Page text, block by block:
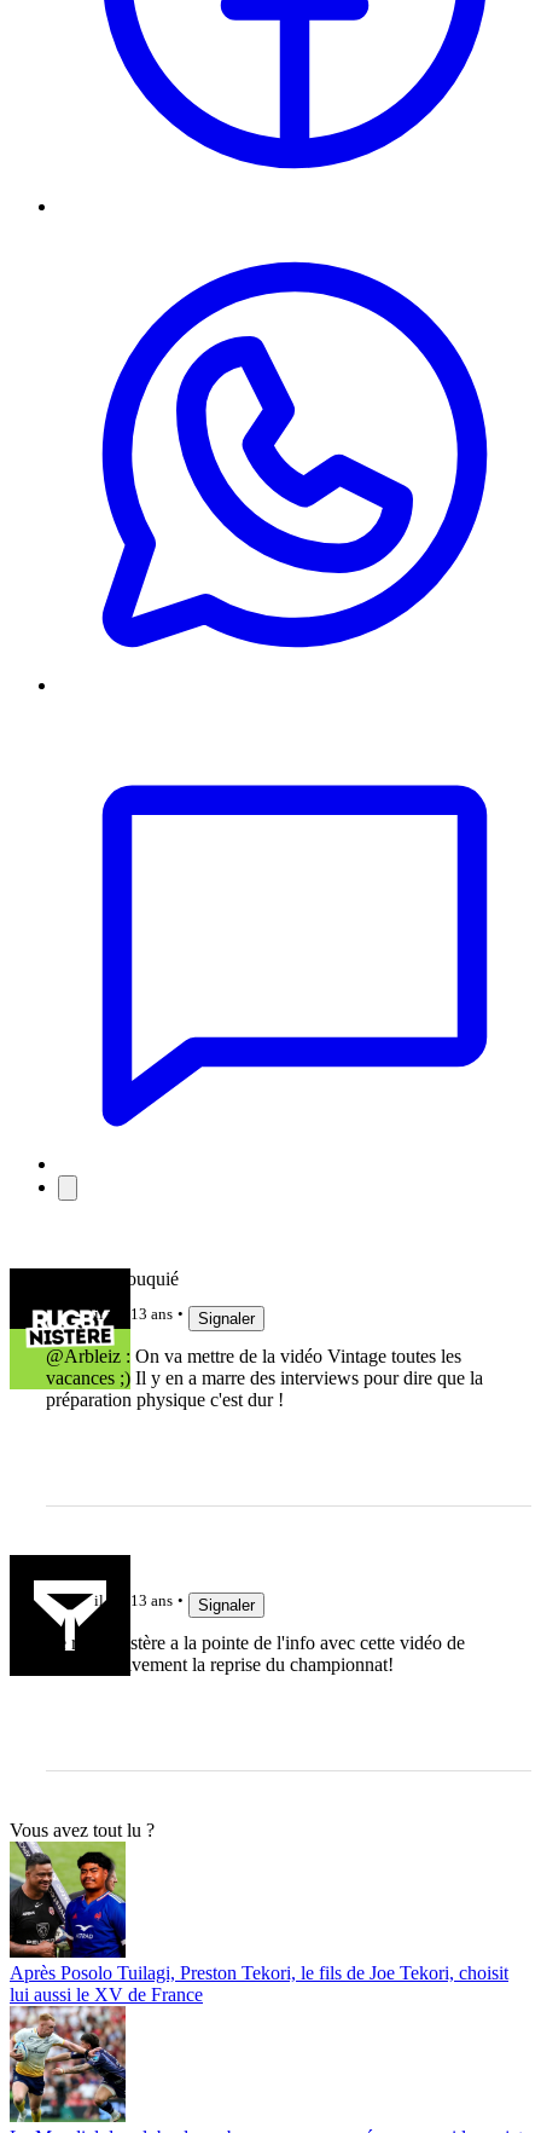
Maxime Rouquié
il y a 13 ans Signaler
@Arbleiz : On va mettre de la vidéo Vintage toutes les
vacances ;) Il y en a marre des interviews pour dire que la
préparation physique c'est dur !
il y a 13 ans Signaler
Le rugbynistère a la pointe de l'info avec cette vidéo de
2005 :D Vivement la reprise du championnat!
Vous avez tout lu ?
Après Posolo Tuilagi, Preston Tekori, le fils de Joe Tekori, choisit
lui aussi le XV de France